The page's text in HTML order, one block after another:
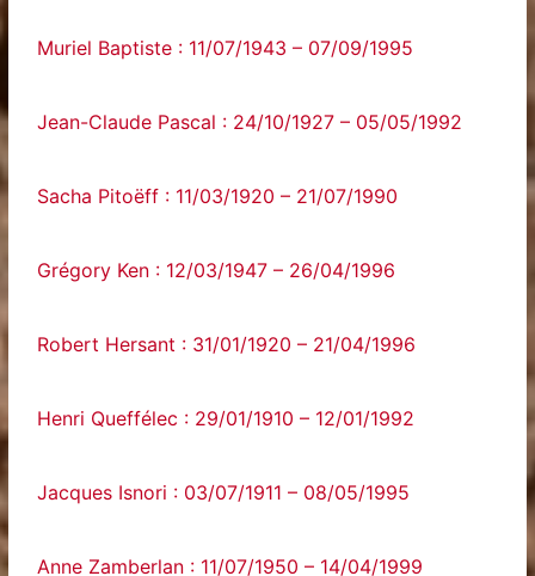
Muriel Baptiste : 11/07/1943 – 07/09/1995
Jean-Claude Pascal : 24/10/1927 – 05/05/1992
Sacha Pitoëff : 11/03/1920 – 21/07/1990
Grégory Ken : 12/03/1947 – 26/04/1996
Robert Hersant : 31/01/1920 – 21/04/1996
Henri Queffélec : 29/01/1910 – 12/01/1992
Jacques Isnori : 03/07/1911 – 08/05/1995
Anne Zamberlan : 11/07/1950 – 14/04/1999